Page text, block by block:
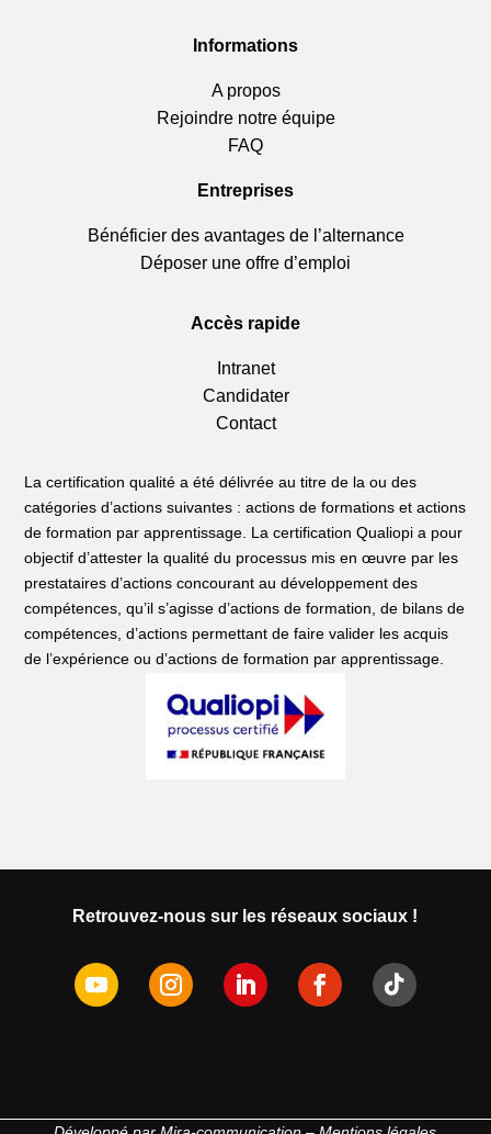
Informations
A propos
Rejoindre notre équipe
FAQ
Entreprises
Bénéficier des avantages de l’alternance
Déposer une offre d’emploi
Accès rapide
Intranet
Candidater
Contact
La certification qualité a été délivrée au titre de la ou des
catégories d’actions suivantes : actions de formations et actions
de formation par apprentissage. La certification Qualiopi a pour
objectif d’attester la qualité du processus mis en œuvre par les
prestataires d’actions concourant au développement des
compétences, qu’il s’agisse d’actions de formation, de bilans de
compétences, d’actions permettant de faire valider les acquis
de l’expérience ou d’actions de formation par apprentissage.
Retrouvez-nous sur les réseaux sociaux !